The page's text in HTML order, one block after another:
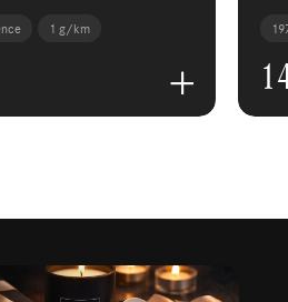
1 g/km